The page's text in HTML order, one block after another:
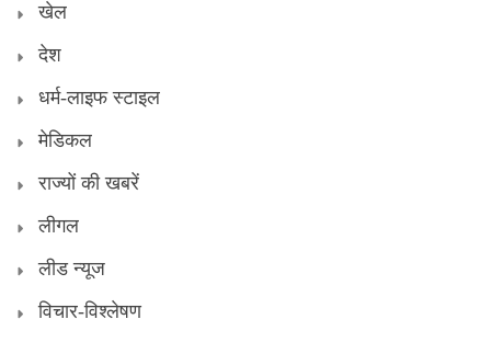
खेल
देश
धर्म-लाइफ स्टाइल
मेडिकल
राज्यों की खबरें
लीगल
लीड न्यूज
विचार-विश्लेषण